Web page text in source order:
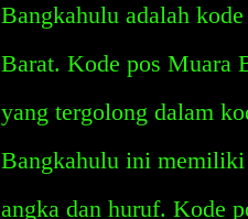
Bangkahulu adalah
Barat. Kode pos Muara
yang tergolong dalam
Bangkahulu ini
angka dan huruf. Kode